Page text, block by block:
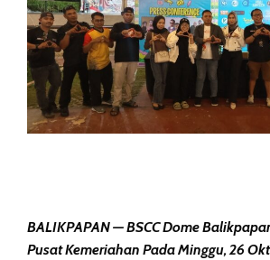
BALIKPAPAN — BSCC Dome
Pusat Kemeriahan Pada Minggu, 26